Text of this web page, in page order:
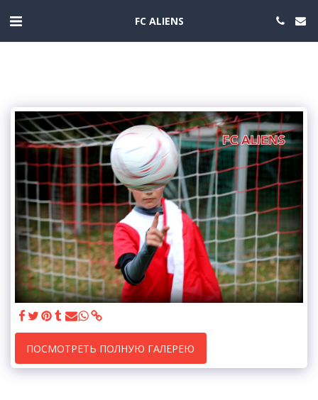
FC ALIENS
ПОСМОТРЕТЬ ПОЛНУЮ ГАЛЕРЕЮ